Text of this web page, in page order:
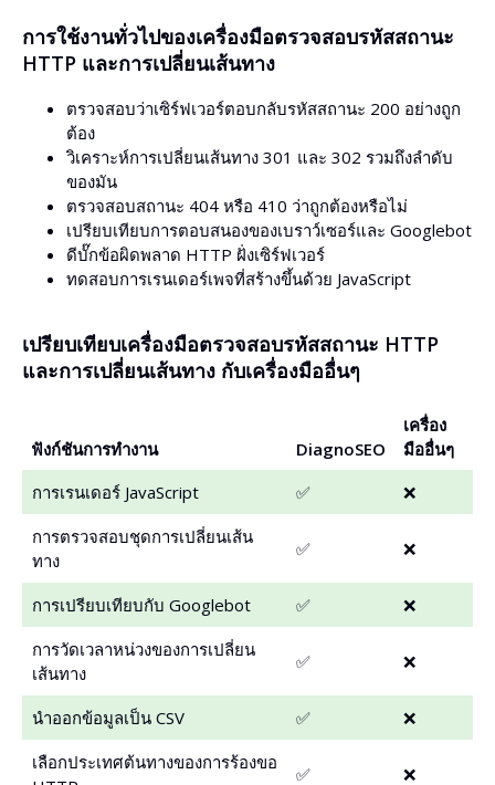
การใช้งานทั่วไปของเครื่องมือตรวจสอบรหัสสถานะ
HTTP และการเปลี่ยนเส้นทาง
ตรวจสอบว่าเซิร์ฟเวอร์ตอบกลับรหัสสถานะ 200 อย่างถูก
ต้อง
วิเคราะห์การเปลี่ยนเส้นทาง 301 และ 302 รวมถึงลำดับ
ของมัน
ตรวจสอบสถานะ 404 หรือ 410 ว่าถูกต้องหรือไม่
เปรียบเทียบการตอบสนองของเบราว์เซอร์และ Googlebot
ดีบั๊กข้อผิดพลาด HTTP ฝั่งเซิร์ฟเวอร์
ทดสอบการเรนเดอร์เพจที่สร้างขึ้นด้วย JavaScript
เปรียบเทียบเครื่องมือตรวจสอบรหัสสถานะ HTTP
และการเปลี่ยนเส้นทาง กับเครื่องมืออื่นๆ
ฟังก์ชันการทำงาน DiagnoSEO
เครื่อง
มืออื่นๆ
การเรนเดอร์ JavaScript
✅
❌
การตรวจสอบชุดการเปลี่ยนเส้น
ทาง
✅ ❌
การเปรียบเทียบกับ Googlebot ✅
❌
การวัดเวลาหน่วงของการเปลี่ยน
เส้นทาง
✅ ❌
นำออกข้อมูลเป็น CSV ✅
❌
เลือกประเทศต้นทางของการร้องขอ
✅ ❌